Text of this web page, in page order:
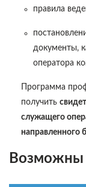
правила
документы,
оператора
Программа
получить
служащего
направленного
Возможны